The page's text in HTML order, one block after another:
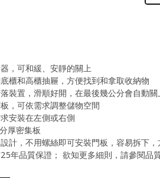
，可和緩、安靜的關上
櫃和高櫃抽屜，方便找到和拿取收納物
裝置，滑順好開，在最後幾公分會自動關
，可依需求調整儲物空間
安裝在左側或右側
厚密集板
計，不用螺絲即可安裝門板，容易拆下，
年品質保證； 欲知更多細則，請參閱品